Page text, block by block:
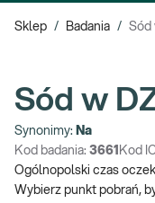
Sklep / Badania / Sód
Sód w
Synonimy: Na
Kod badania: 3661 Kod
Ogólnopolski czas
Wybierz punkt pobrań,